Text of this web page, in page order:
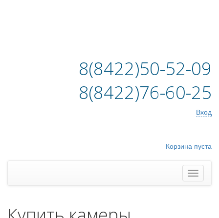
8(8422)50-52-09
8(8422)76-60-25
Вход
Корзина пуста